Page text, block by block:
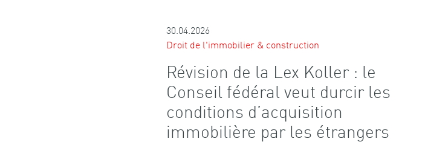
30.04.2026
Droit de l'immobilier & construction
Révision de la Lex Koller : le
Conseil fédéral veut durcir les
conditions d’acquisition
immobilière par les étrangers